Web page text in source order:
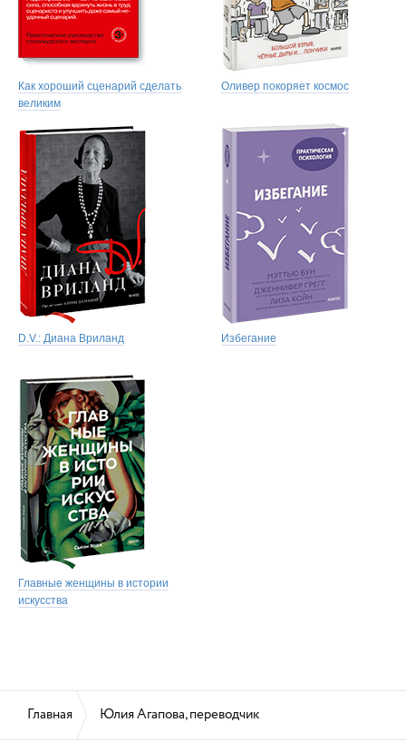
Как хороший сценарий сделать
великим
Оливер покоряет космос
D.V.: Диана Вриланд Избегание
Главные женщины в истории
искусства
Главная Юлия Агапова, переводчик